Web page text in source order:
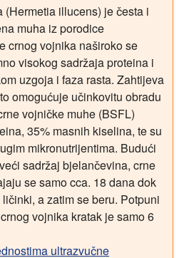
(Hermetia illucens) je česta i
muha iz porodice
crnog vojnika naširoko se
visokog sadržaja proteina i
uzgoja i faza rasta. Zahtijeva
omogućuje učinkovitu obradu
vojničke muhe (BSFL)
35% masnih kiselina, te su
mikronutrijentima. Budući
sadržaj bjelančevina, crne
se samo cca. 18 dana dok
a zatim se beru. Potpuni
vojnika kratak je samo 6
ultrazvučne